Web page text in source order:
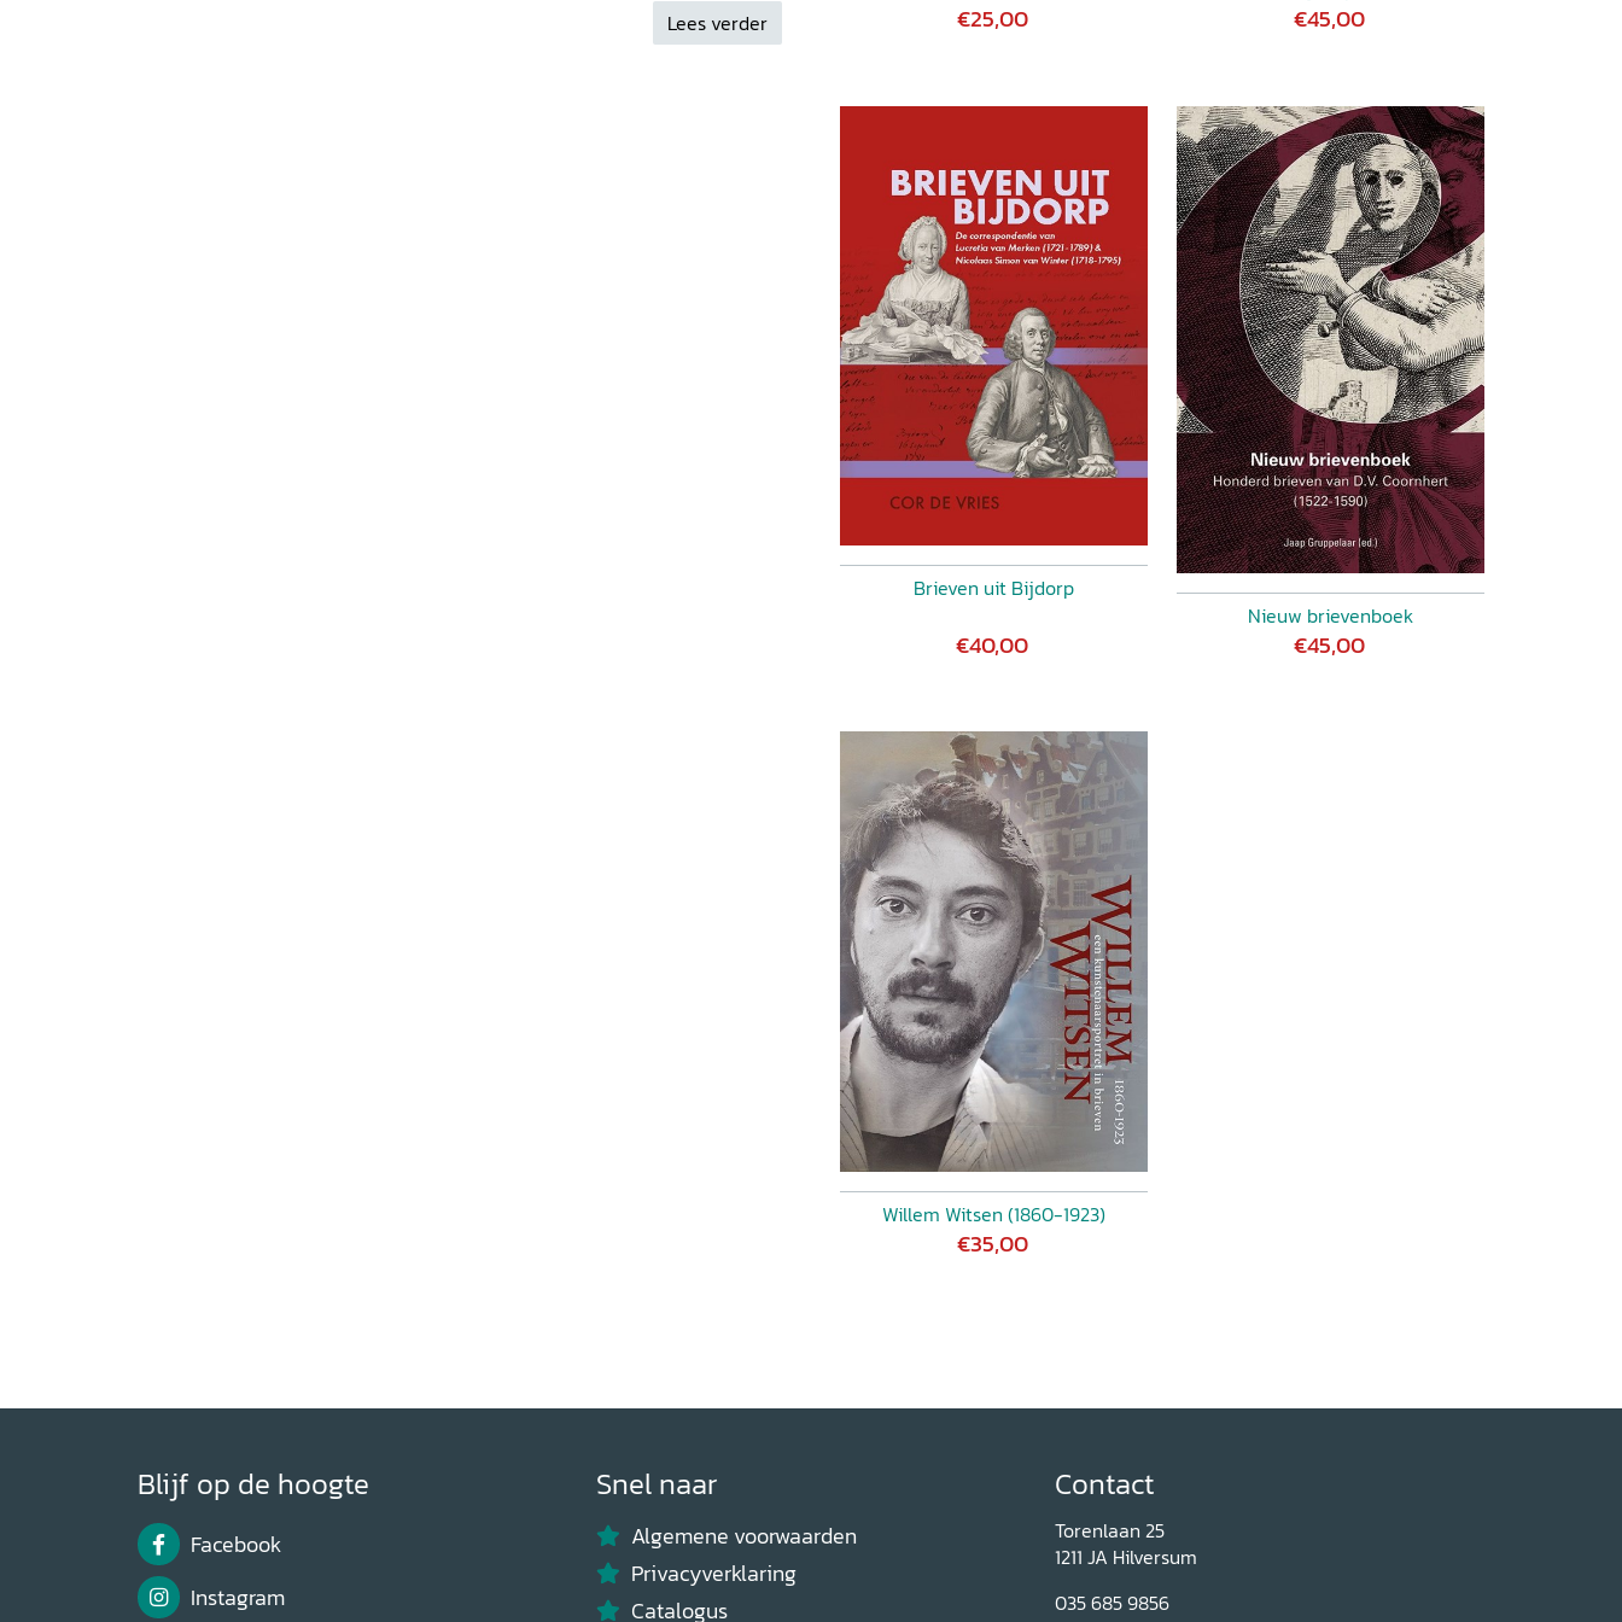
correspondeerde met De Vries over diens gedichten, in uiteenlopende
Lees verder €25,00 €45,00
Brieven uit Bijdorp
€40,00
Nieuw brievenboek
€45,00
Willem Witsen (1860-1923)
€35,00
Blijf op de hoogte
Facebook
Instagram
Snel naar
Algemene voorwaarden
Privacyverklaring
Catalogus
Contact
Torenlaan 25
1211 JA Hilversum
035 685 9856